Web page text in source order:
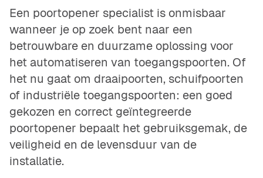
Een poortopener specialist is onmisbaar
wanneer je op zoek bent naar een
betrouwbare en duurzame oplossing voor
het automatiseren van toegangspoorten. Of
het nu gaat om draaipoorten, schuifpoorten
of industriële toegangspoorten: een goed
gekozen en correct geïntegreerde
poortopener bepaalt het gebruiksgemak, de
veiligheid en de levensduur van de
installatie.